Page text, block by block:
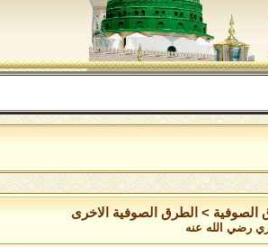
الصوفية > الطرق الصوفية الاخرى
رضي الله عنه